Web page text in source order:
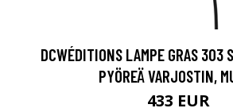
DCWÉDITIONS LAMPE GRAS 303
PYÖREÄ VARJOSTIN,
433 EUR